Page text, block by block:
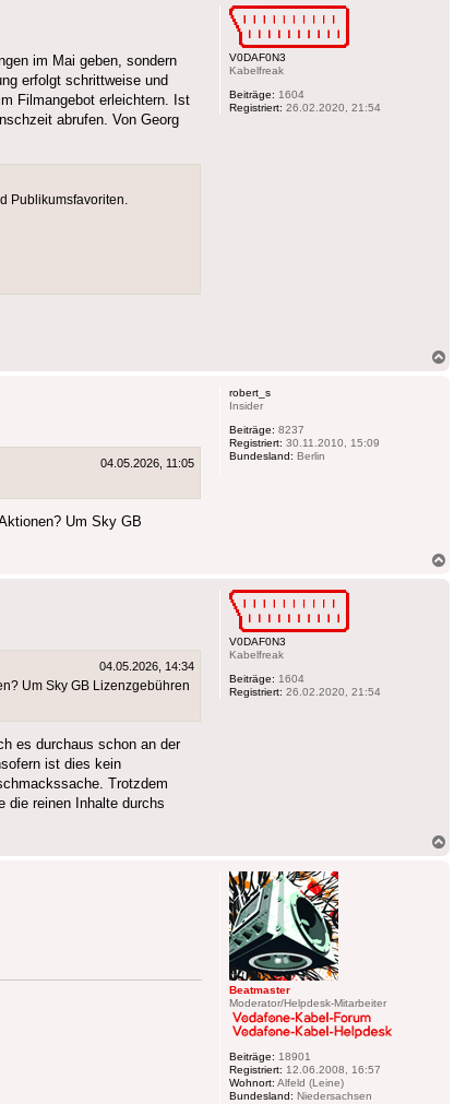
V0DAF0N3
Kabelfreak
Beiträge: 1604
Registriert: 26.02.2020, 21:54
im Mai geben, sondern
erfolgt schrittweise und
Filmangebot erleichtern. Ist
abrufen. Von Georg
Publikumsfavoriten.
robert_s
Insider
Beiträge: 8237
Registriert: 30.11.2010, 15:09
Bundesland: Berlin
04.05.2026, 11:05
Um Sky GB
V0DAF0N3
Kabelfreak
Beiträge: 1604
Registriert: 26.02.2020, 21:54
04.05.2026, 14:34
Um Sky GB Lizenzgebühren
es durchaus schon an der
ist dies kein
Trotzdem
die reinen Inhalte durchs
Beatmaster
Moderator/Helpdesk-Mitarbeiter
Beiträge: 18901
Registriert: 12.06.2008, 16:57
Wohnort: Alfeld (Leine)
Bundesland: Niedersachsen